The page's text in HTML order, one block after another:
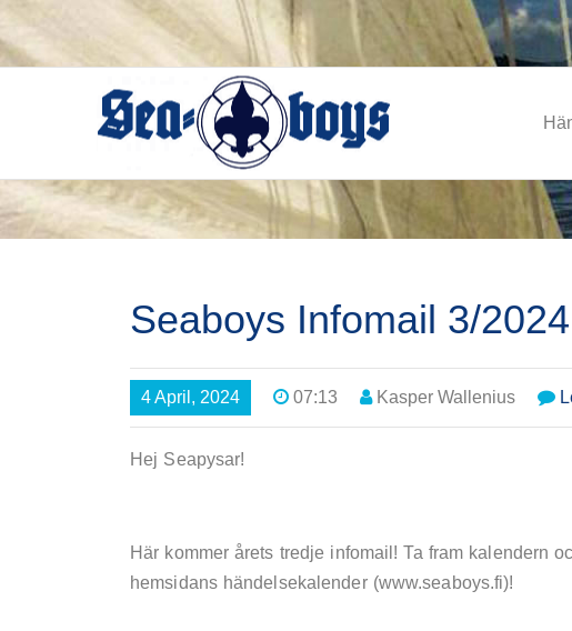
to
content
Seaboys Infomail 3/2024
4 April, 2024 07:13 Kasper Wallenius
Hej Seapysar!
Här kommer årets tredje infomail! Ta fram kalendern
hemsidans händelsekalender (www.seaboys.fi)!